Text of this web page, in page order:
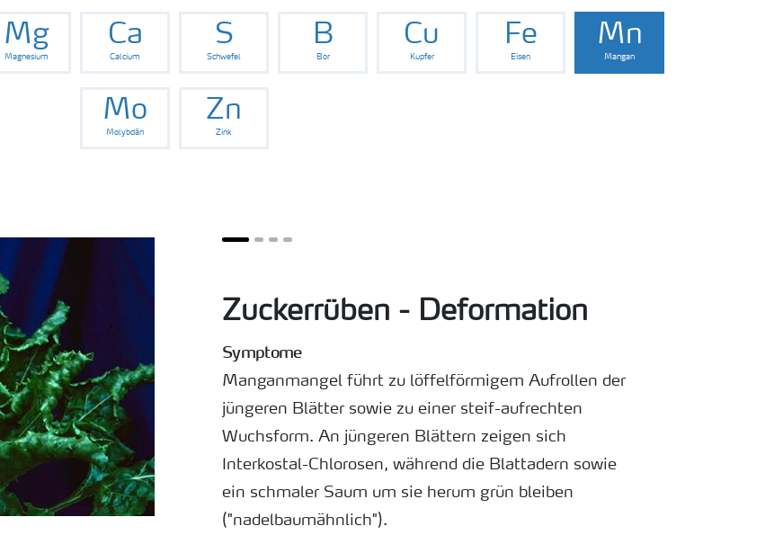
Mg
Magnesium
Ca
Calcium
S
Schwefel
B
Bor
Cu
Kupfer
Fe
Eisen
Mn
Mangan
Mo
Molybdän
Zn
Zink
Zuckerrüben - Deformation
Symptome
Manganmangel führt zu löffelförmigem Aufrollen der
jüngeren Blätter sowie zu einer steif-aufrechten
Wuchsform. An jüngeren Blättern zeigen sich
Interkostal-Chlorosen, während die Blattadern sowie
ein schmaler Saum um sie herum grün bleiben
("nadelbaumähnlich").